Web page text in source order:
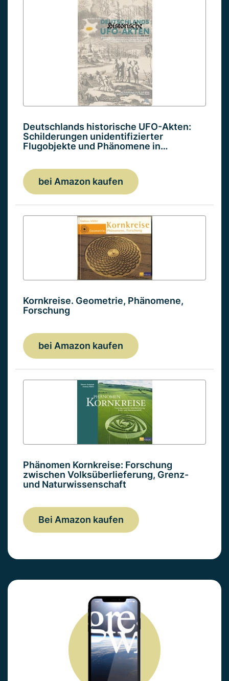
Deutschlands historische UFO-Akten:
Schilderungen unidentifizierter
Flugobjekte und Phänomene in…
bei Amazon kaufen
Kornkreise. Geometrie, Phänomene,
Forschung
bei Amazon kaufen
Phänomen Kornkreise: Forschung
zwischen Volksüberlieferung, Grenz-
und Naturwissenschaft
Bei Amazon kaufen